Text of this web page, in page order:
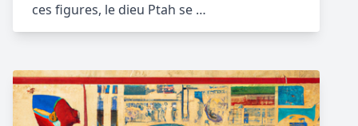
ces figures, le dieu Ptah se …